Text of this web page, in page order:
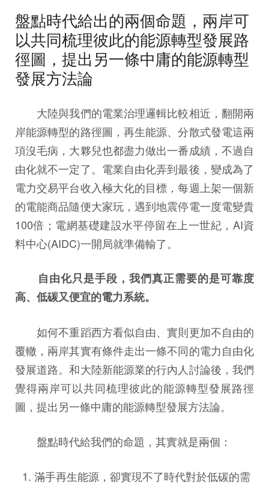
盤點時代給出的兩個命題，兩岸可
以共同梳理彼此的能源轉型發展路
徑圖，提出另一條中庸的能源轉型
發展方法論
大陸與我們的電業治理邏輯比較相近，翻開兩
岸能源轉型的路徑圖，再生能源、分散式發電這兩
項沒毛病，大夥兒也都盡力做出一番成績，不過自
由化就不一定了。電業自由化弄到最後，變成為了
電力交易平台收入極大化的目標，每週上架一個新
的電能商品隨便大家玩，遇到地震停電一度電變貴
100倍；電網基礎建設水平停留在上一世紀，AI資
料中心(AIDC)一開局就準備輸了。
自由化只是手段，我們真正需要的是可靠度
高、低碳又便宜的電力系統。
如何不重蹈西方看似自由、實則更加不自由的
覆轍，兩岸其實有條件走出一條不同的電力自由化
發展道路。和大陸新能源業的行內人討論後，我們
覺得兩岸可以共同梳理彼此的能源轉型發展路徑
圖，提出另一條中庸的能源轉型發展方法論。
盤點時代給我們的命題，其實就是兩個：
滿手再生能源，卻實現不了時代對於低碳的需